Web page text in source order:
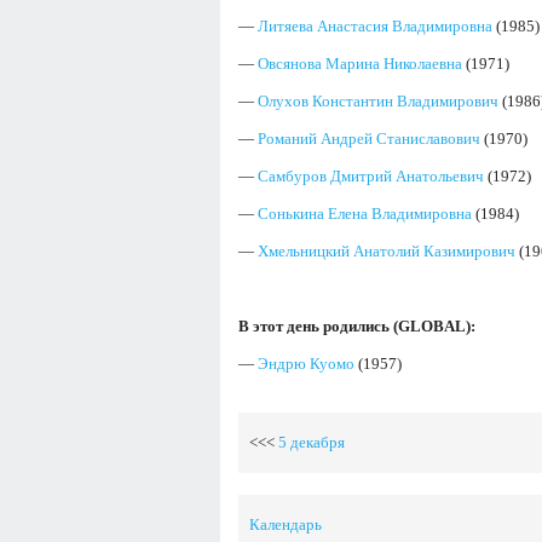
— Литяева Анастасия Владимировна (1985)
— Овсянова Марина Николаевна (1971)
— Олухов Константин Владимирович
— Романий Андрей Станиславович (1970)
— Самбуров Дмитрий Анатольевич (1972)
— Сонькина Елена Владимировна (1984)
— Хмельницкий Анатолий Казимирович
В этот день родились (GLOBAL):
— Эндрю Куомо (1957)
<<< 5 декабря
Календарь